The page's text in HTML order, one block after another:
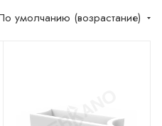
умолчанию (возрастание)